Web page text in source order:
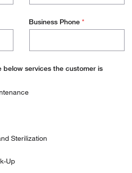
Business Phone *
below services the customer is
Sterilization
Up